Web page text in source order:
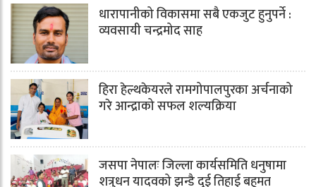
धारापानीको विकासमा सबै एकजुट हुनुपर्ने :
व्यवसायी चन्द्रमोद साह
हिरा हेल्थकेयरले रामगोपालपुरका अर्चनाको
गरे आन्द्राको सफल शल्यक्रिया
जसपा नेपालः जिल्ला कार्यसमिति धनुषामा
शत्रुधन यादवको झन्डै दुई तिहाई बहुमत